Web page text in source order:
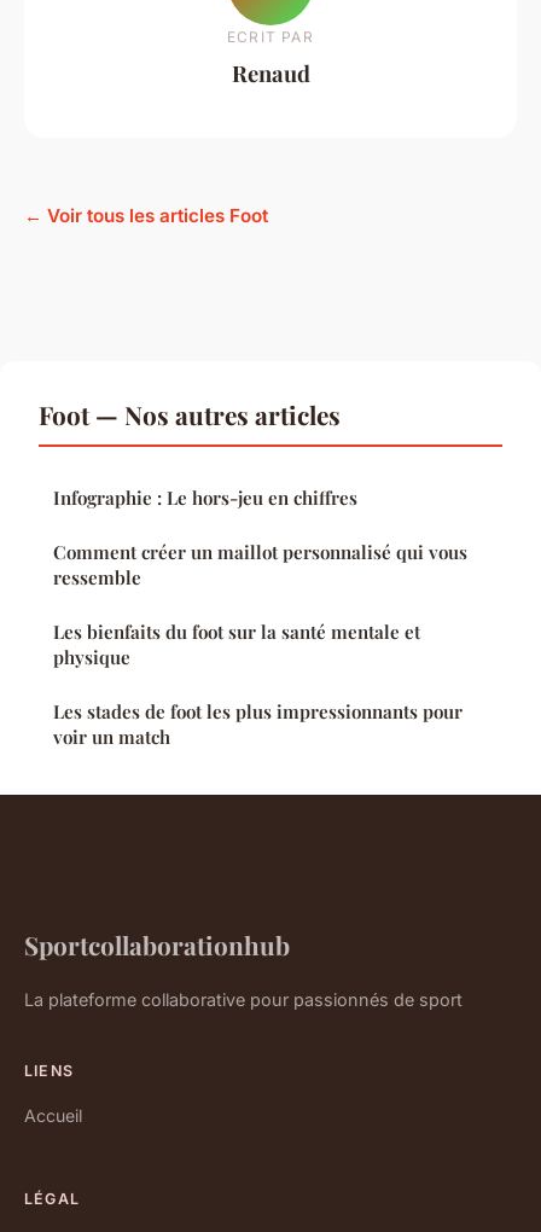
ECRIT PAR
Renaud
← Voir tous les articles Foot
Foot — Nos autres articles
Infographie : Le hors-jeu en chiffres
Comment créer un maillot personnalisé qui vous
ressemble
Les bienfaits du foot sur la santé mentale et
physique
Les stades de foot les plus impressionnants pour
voir un match
Sportcollaborationhub
La plateforme collaborative pour passionnés de sport
LIENS
Accueil
LÉGAL